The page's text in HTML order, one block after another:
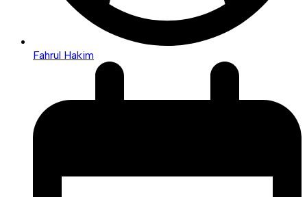
Fahrul Hakim